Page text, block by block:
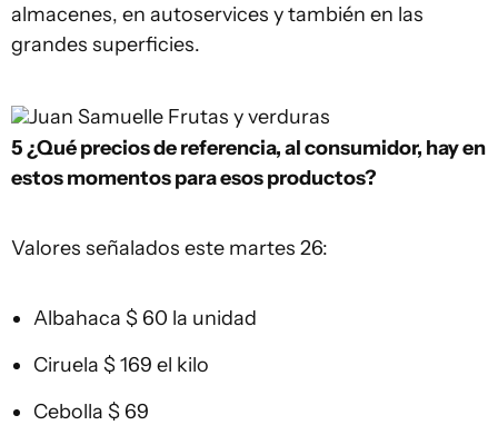
almacenes, en autoservices y también en las
grandes superficies.
Juan Samuelle Frutas y verduras
5 ¿Qué precios de referencia, al consumidor, hay en
estos momentos para esos productos?
Valores señalados este martes 26:
Albahaca $ 60 la unidad
Ciruela $ 169 el kilo
Cebolla $ 69